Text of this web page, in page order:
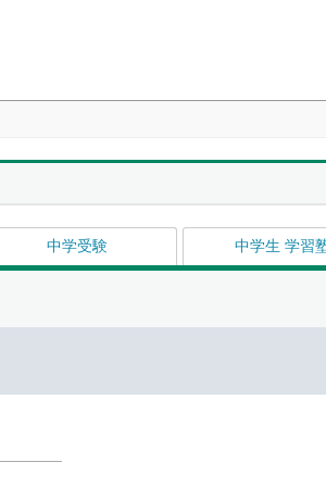
中学受験 中学生 学習